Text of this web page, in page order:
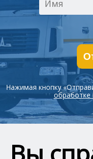
Нажимая кнопку
обработке